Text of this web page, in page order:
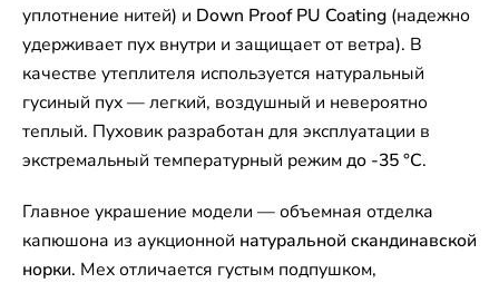
уплотнение нитей) и Down Proof PU Coating (надежно
удерживает пух внутри и защищает от ветра). В
качестве утеплителя используется натуральный
гусиный пух — легкий, воздушный и невероятно
теплый. Пуховик разработан для эксплуатации в
экстремальный температурный режимдо -35 °C.
Главное украшение модели — объемная отделка
капюшона из аукционной натуральной скандинавской
норки. Мех отличается густым подпушком,